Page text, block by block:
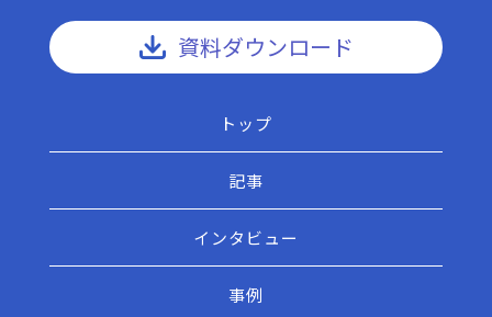
資料ダウンロード
トップ
記事
インタビュー
事例